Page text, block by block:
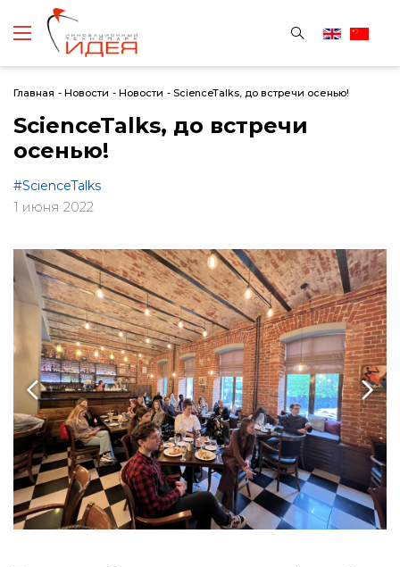
Главная - Новости - Новости - ScienceTalks, до встречи осенью!
ScienceTalks, до встречи
осенью!
#ScienceTalks
1 июня 2022